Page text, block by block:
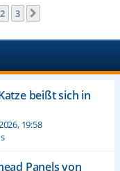
2 3
beißt sich in
19:58
Panels von